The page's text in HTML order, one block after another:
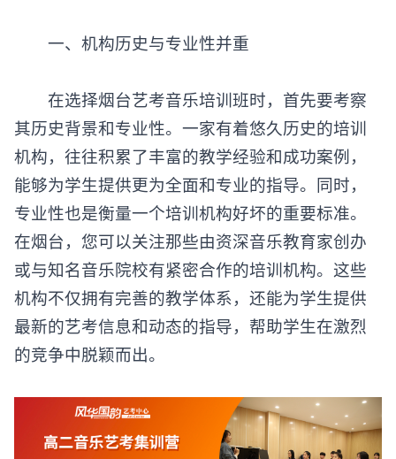
‌一、机构历史与专业性并重‌
在选择烟台艺考音乐培训班时，首先要考察
其历史背景和专业性。一家有着悠久历史的培训
机构，往往积累了丰富的教学经验和成功案例，
能够为学生提供更为全面和专业的指导。同时，
专业性也是衡量一个培训机构好坏的重要标准。
在烟台，您可以关注那些由资深音乐教育家创办
或与知名音乐院校有紧密合作的培训机构。这些
机构不仅拥有完善的教学体系，还能为学生提供
最新的艺考信息和动态的指导，帮助学生在激烈
的竞争中脱颖而出。